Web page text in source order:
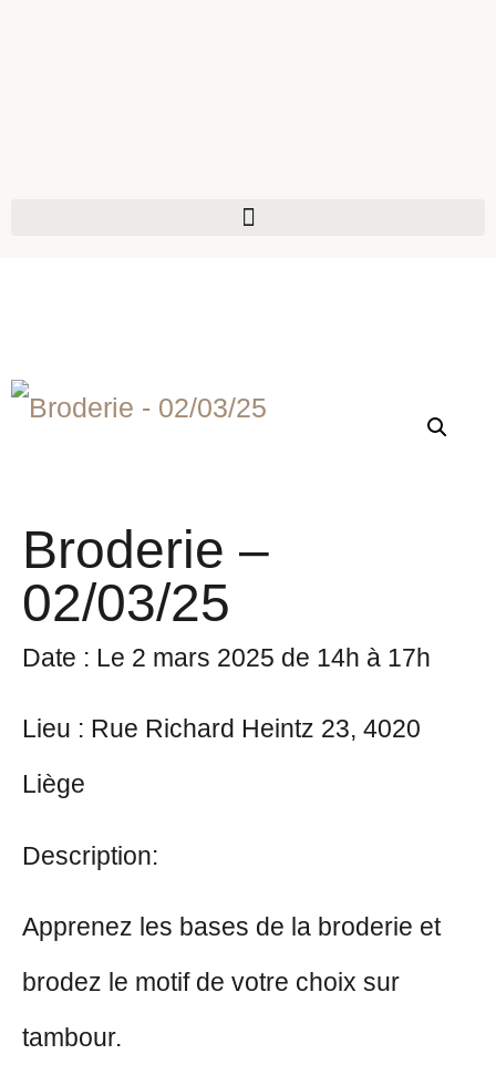
Broderie –
02/03/25
Date : Le 2 mars 2025 de 14h à 17h
Lieu : Rue Richard Heintz 23, 4020
Liège
Description:
Apprenez les bases de la broderie et
brodez le motif de votre choix sur
tambour.